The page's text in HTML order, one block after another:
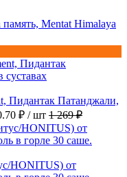
Mentat Himalaya
Пидантак Патанджали,
₽ / шт 1 269 ₽
HONITUS) от